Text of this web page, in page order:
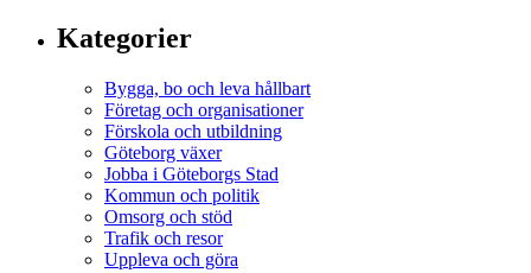
Kategorier
Bygga, bo och leva hållbart
Företag och organisationer
Förskola och utbildning
Göteborg växer
Jobba i Göteborgs Stad
Kommun och politik
Omsorg och stöd
Trafik och resor
Uppleva och göra